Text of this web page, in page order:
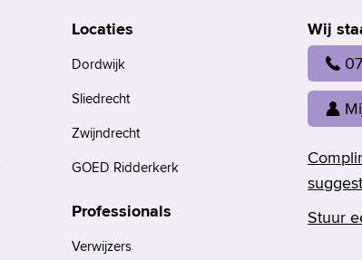
Wij
Stuur
Locaties
Dordwijk
Sliedrecht
Zwijndrecht
GOED Ridderkerk
Professionals
Verwijzers